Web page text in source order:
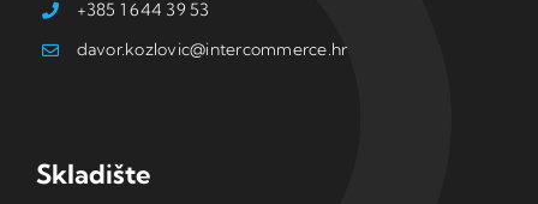
+385 1 644 39 53
davor.kozlovic@intercommerce.hr
Skladište